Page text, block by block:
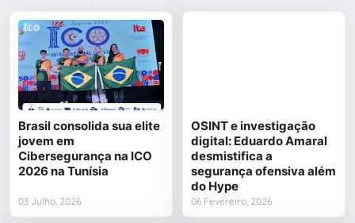
Brasil consolida sua elite
jovem em
Cibersegurança na ICO
2026 na Tunísia
03 Julho, 2026
OSINT e investigação
digital: Eduardo Amaral
desmistifica a
segurança ofensiva além
do Hype
06 Fevereiro, 2026